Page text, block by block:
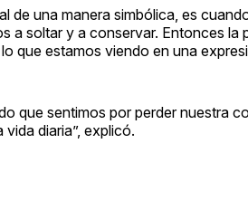
de una manera simbólica, es
a soltar y a conservar. Entonces
que estamos viendo en una
que sentimos por perder nuestra
diaria”, explicó.